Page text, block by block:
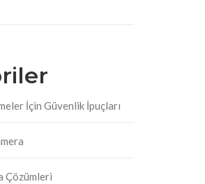
İçin Güvenlik İpuçları
Çözümleri